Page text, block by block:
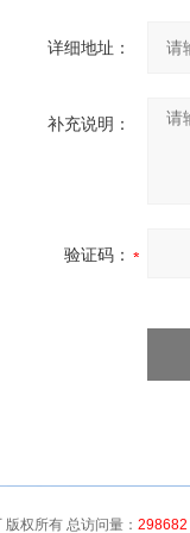
详细地址：
补充说明：
验证码：
权所有 总访问量： 298682